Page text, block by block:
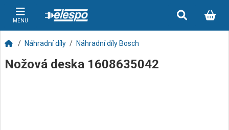
MENU
Náhradní díly Náhradní díly Bosch
Nožová deska 1608635042